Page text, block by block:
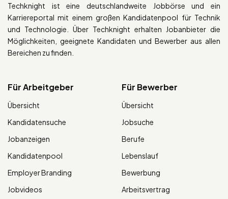
Techknight ist eine deutschlandweite Jobbörse und ein
Karriereportal mit einem großen Kandidatenpool für Technik
und Technologie. Über Techknight erhalten Jobanbieter die
Möglichkeiten, geeignete Kandidaten und Bewerber aus allen
Bereichen zu finden.
Für Arbeitgeber
Übersicht
Kandidatensuche
Jobanzeigen
Kandidatenpool
Employer Branding
Jobvideos
Für Bewerber
Übersicht
Jobsuche
Berufe
Lebenslauf
Bewerbung
Arbeitsvertrag